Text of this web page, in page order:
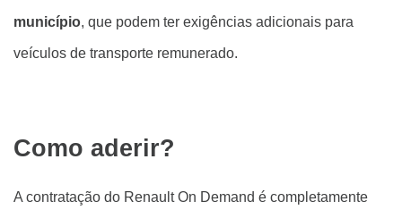
município, que podem ter exigências adicionais para
veículos de transporte remunerado.
Como aderir?
A contratação do Renault On Demand é completamente